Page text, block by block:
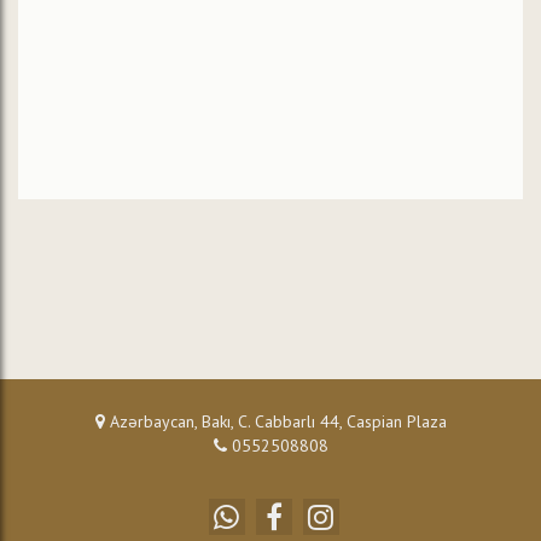
Azərbaycan, Bakı, C. Cabbarlı 44, Caspian Plaza
0552508808